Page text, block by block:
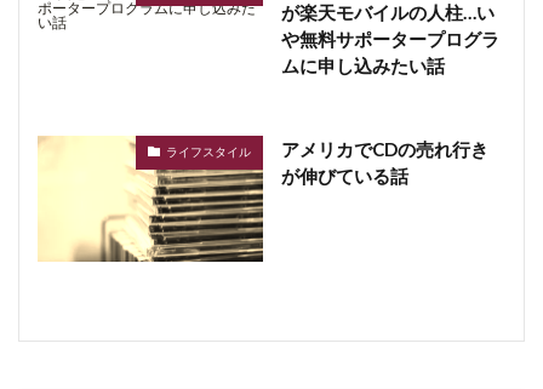
が楽天モバイルの人柱…い
や無料サポータープログラ
ムに申し込みたい話
ライフスタイル
アメリカでCDの売れ行き
が伸びている話